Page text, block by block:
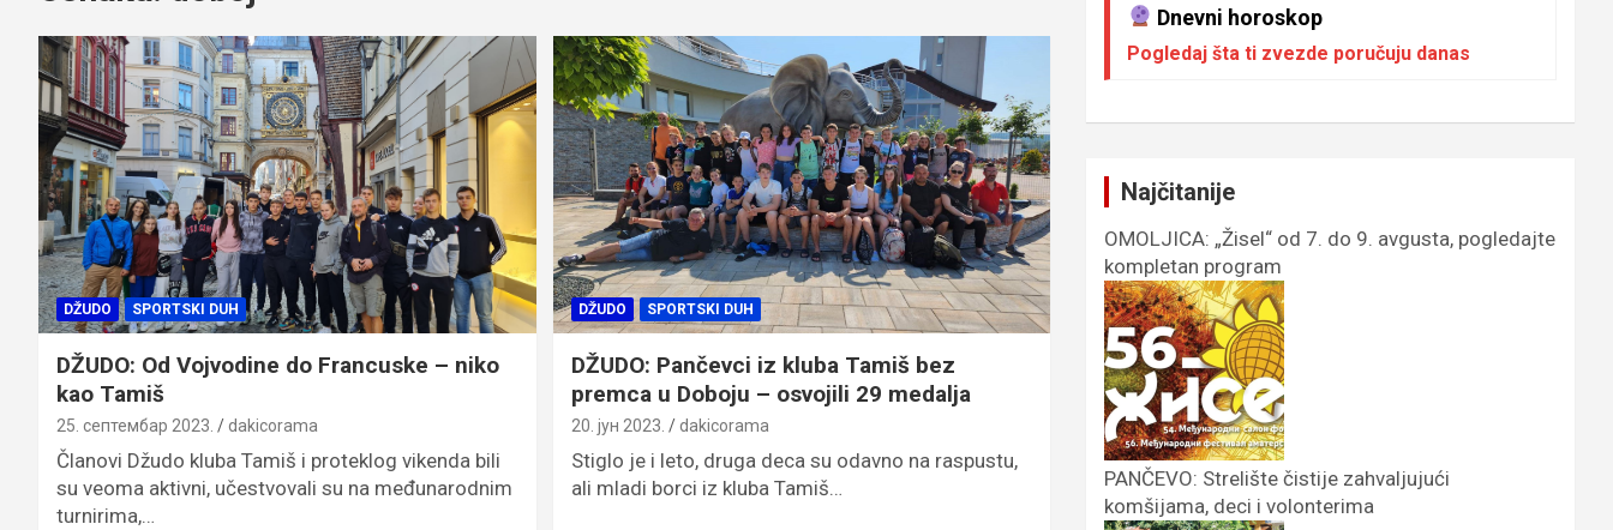
DŽUDO SPORTSKI DUH
DŽUDO: Od Vojvodine do Francuske – niko
kao Tamiš
25. септембар 2023. dakicorama
Članovi Džudo kluba Tamiš i proteklog vikenda bili
su veoma aktivni, učestvovali su na međunarodnim
turnirima,…
DŽUDO SPORTSKI DUH
DŽUDO: Pančevci iz kluba Tamiš bez
premca u Doboju – osvojili 29 medalja
20. јун 2023. dakicorama
Stiglo je i leto, druga deca su odavno na raspustu,
ali mladi borci iz kluba Tamiš…
Dnevni horoskop
Pogledaj šta ti zvezde poručuju danas
Najčitanije
OMOLJICA: „Žisel“ od 7. do 9. avgusta, pogledajte
kompletan program
PANČEVO: Strelište čistije zahvaljujući
komšijama, deci i volonterima